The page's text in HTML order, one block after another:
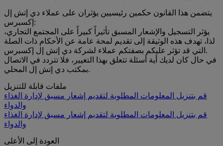
يتضمن هذا القانون حكمين رئيسيين يؤثران على عملاء دي إتش إل
إكسبرس:
يؤثر التسجيل والإشعار المسبق تأثيراً كبيراً على المجتمع التجاري،
لذا، تهدف هذه الوثيقة إلى تقديم لمحة عامة عن الأحكام ذات الصلة
التي قد تؤثر عليكم بصفتكم عملاء لشركة دي إتش إل إكسبرس.
في حال كان لديك أية أسئلة تتعلق بهذا التغيير، فلا تتردد في الاتصال
بمكتب دي إتش إل المحلي.
ملفات قابلة للتنزيل
قم بتنزيل المعلومات المطلوبة لتقديم إشعار مسبق لإدارة الغذاء
والدواء
قم بتنزيل المعلومات المطلوبة لتقديم إشعار مسبق لإدارة الغذاء
والدواء
العودة إلى الأعلى